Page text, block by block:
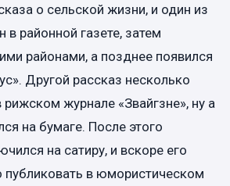
о сельской жизни, и один из
в районной газете, затем
районами, а позднее появился
Другой рассказ несколько
журнале «Звайгзне», ну а
на бумаге. После этого
на сатиру, и вскоре его
публиковать в юмористическом